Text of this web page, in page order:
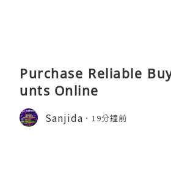
Purchase Reliable
unts Online
Sanjida 19分鐘前